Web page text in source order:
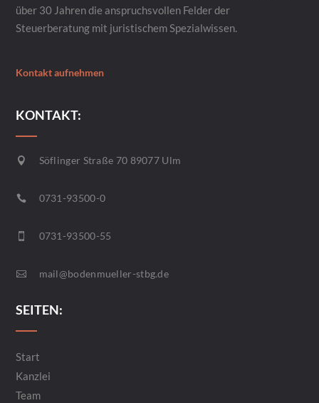
über 30 Jahren die anspruchsvollen Felder der
Steuerberatung mit juristischem Spezialwissen.
Kontakt aufnehmen
KONTAKT:
 Söflinger Straße 70 89077 Ulm
 0731-93500-0
 0731-93500-55
 mail@bodenmueller-stbg.de
SEITEN:
Start
Kanzlei
Team